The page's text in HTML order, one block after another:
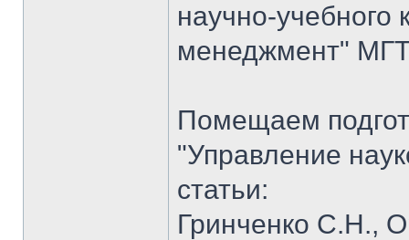
научно-
менеджмент"
Помещаем
"Управление
статьи:
Гринченко С.Н.,